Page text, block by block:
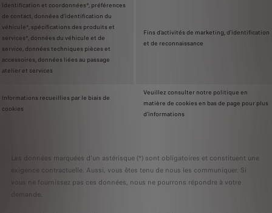
Identification et coordonnées*, préférences
de contact, données d'identification du
véhicule*, spécifications des produits et
services*, données du véhicule et de
service, données techniques pièces et
accessoires, données liées au passage
atelier et services
Fins d’activités de marketing, d’identification
et de reconnaissance
Informations recueillies par le biais de
cookies
Veuillez consulter notre politique en
matière de cookies en bas de page pour plus
d’informations
Les données marquées d'un astérisque (*) sont obligatoires et constituent une
exigence contractuelle. Aussi, vous êtes tenu de nous les communiquer. Si
vous ne fournissez pas ces données, nous ne pourrons répondre à votre
demande.